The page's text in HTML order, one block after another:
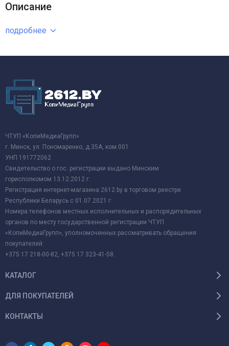
Описание
подробнее
ЧТУП «КопиМедиаГрупп»
г. Минск, ул. Пономаренко, д.35А, ком.001
УНП 191772062
Свидетельство о гос. регистрации выдано Минским
горисполкомом 13.12.2012 г.
Регистрация интернет-магазина 2612.by в торговом реестре
Республики Беларусь с 01.07.2021 г.
Номера телефонов местных исполнительных и распорядительных
органов по месту государственной регистрации ЧТУП
«КопиМедиаГрупп», уполномоченных рассматривать обращения
покупателей:
+375 17 218-00-82, +375 17 323-41-58.
КАТАЛОГ
ДЛЯ ПОКУПАТЕЛЕЙ
КОНТАКТЫ